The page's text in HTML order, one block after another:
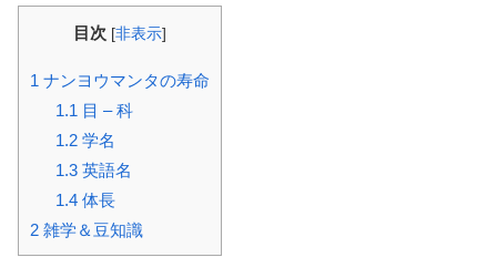
目次 [非表示]
1 ナンヨウマンタの寿命
1.1 目 – 科
1.2学名
1.3英語名
1.4体長
2 雑学＆豆知識